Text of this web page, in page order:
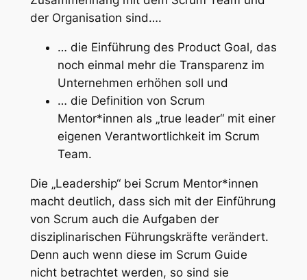
der Organisation sind….
… die Einführung des Product Goal, das
noch einmal mehr die Transparenz im
Unternehmen erhöhen soll und
… die Definition von Scrum
Mentor*innen als „true leader“ mit einer
eigenen Verantwortlichkeit im Scrum
Team.
Die „Leadership“ bei Scrum Mentor*innen
macht deutlich, dass sich mit der Einführung
von Scrum auch die Aufgaben der
disziplinarischen Führungskräfte verändert.
Denn auch wenn diese im Scrum Guide
nicht betrachtet werden, so sind sie